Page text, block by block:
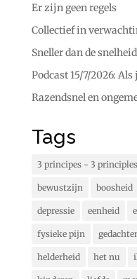
Er zijn geen regels
Collectief in
Sneller dan de
Podcast 15/7/2026:
Razendsnel en
Tags
3 principes - 3 principles
bewustzijn boosheid
depressie eenheid
fysieke pijn
helderheid het nu